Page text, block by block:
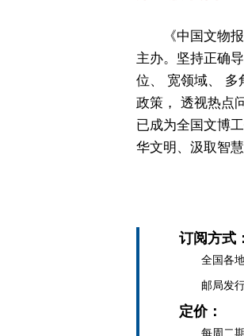
《中国文物报
主办。坚持正确
位、 宽领域、 多
政策， 透视热点
已成为全国文博
华文明、汲取智
订阅方式：
全国各地
邮局发行
定价：
每周二期